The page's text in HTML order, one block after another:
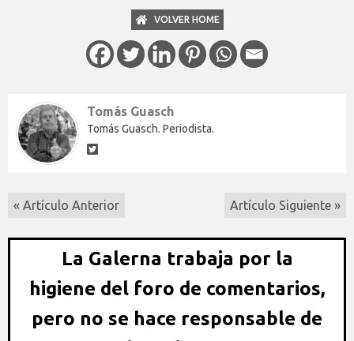
VOLVER HOME
Tomás Guasch
Tomás Guasch. Periodista.
« Artículo Anterior Artículo Siguiente »
La Galerna trabaja por la
higiene del foro de comentarios,
pero no se hace responsable de